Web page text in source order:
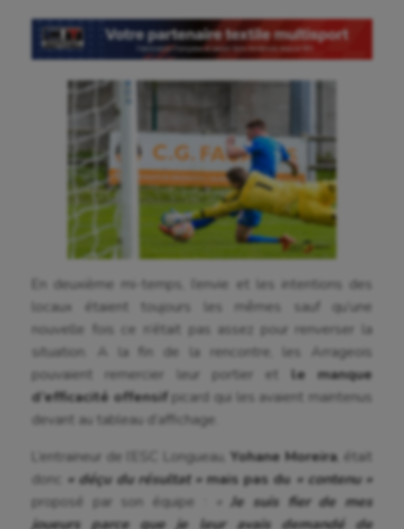
Aéronautique
En deuxième mi-temps, l’envie et les intentions des
locaux étaient toujours les mêmes sauf qu’une
nouvelle fois ce n’était pas assez pour renverser la
situation. A la fin de la rencontre, les Arrageois
pouvaient remercier leur portier et
le manque
d’efficacité offensifpicard qui les avaient maintenus
devant au tableau d’affichage.
L’entraineur de l’ESC Longueau, Yohane Moreira, était
donc « déçu du résultat »mais pas du « contenu »
proposé par son équipe :
Je suis fier de mes
joueurs parce que je leur avais demandé de